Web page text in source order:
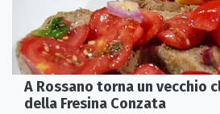
A Rossano torna un vecchio
della Fresina Conzata